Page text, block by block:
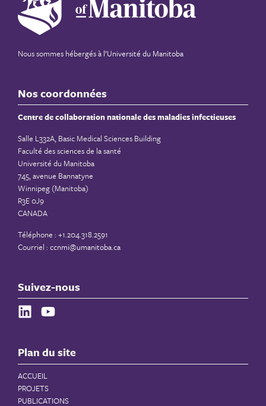
Nous sommes hébergés à l’Université du Manitoba
Nos coordonnées
Centre de collaboration nationale des maladies infectieuses
Salle L332A, Basic Medical Sciences Building
Faculté des sciences de la santé
Université du Manitoba
745, avenue Bannatyne
Winnipeg (Manitoba)
R3E 0J9
CANADA
Téléphone : +1.204.318.2591
Courriel : ccnmi@umanitoba.ca
Suivez-nous
Plan du site
ACCUEIL
PROJETS
PUBLICATIONS